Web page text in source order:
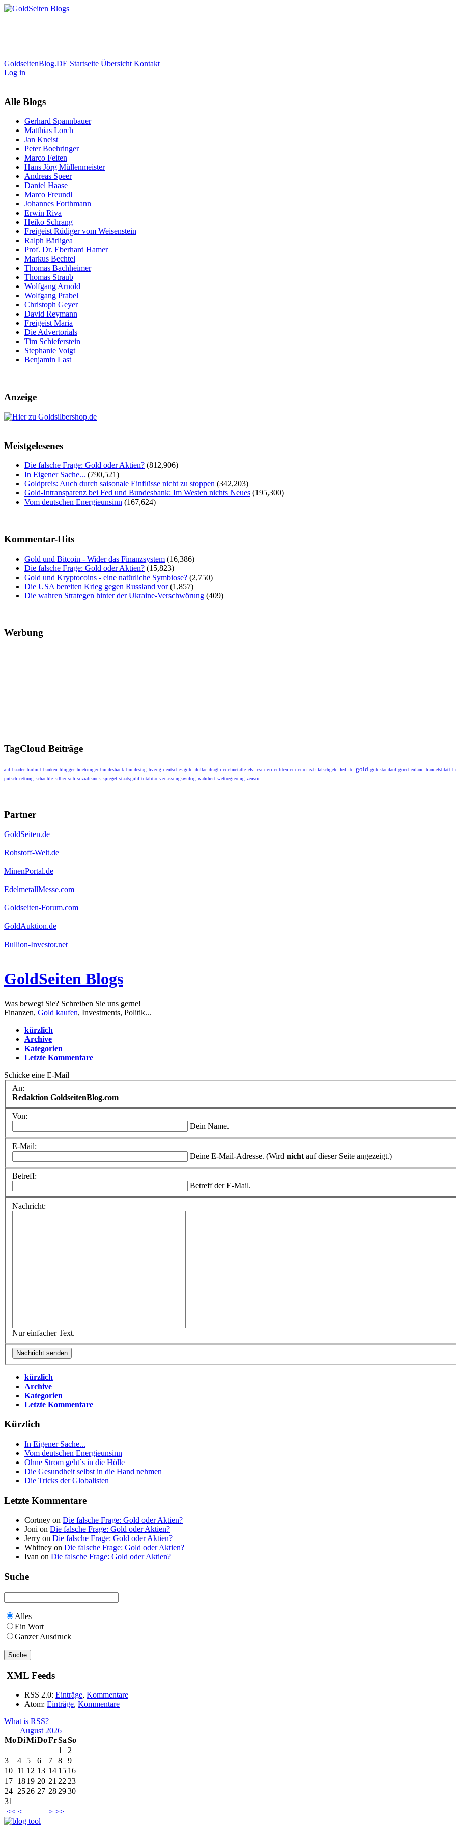
GoldseitenBlog.DE Startseite Übersicht Kontakt
Log in
Alle Blogs
Gerhard Spannbauer
Matthias Lorch
Jan Kneist
Peter Boehringer
Marco Feiten
Hans Jörg Müllenmeister
Andreas Speer
Daniel Haase
Marco Freundl
Johannes Forthmann
Erwin Riva
Heiko Schrang
Freigeist Rüdiger vom Weisenstein
Ralph Bärligea
Prof. Dr. Eberhard Hamer
Markus Bechtel
Thomas Bachheimer
Thomas Straub
Wolfgang Arnold
Wolfgang Prabel
Christoph Geyer
David Reymann
Freigeist Maria
Die Advertorials
Tim Schieferstein
Stephanie Voigt
Benjamin Last
Anzeige
Meistgelesenes
Die falsche Frage: Gold oder Aktien? (812,906)
In Eigener Sache... (790,521)
Goldpreis: Auch durch saisonale Einflüsse nicht zu stoppen (342,203)
Gold-Intransparenz bei Fed und Bundesbank: Im Westen nichts Neues (195,300)
Vom deutschen Energieunsinn (167,624)
Kommentar-Hits
Gold und Bitcoin - Wider das Finanzsystem (16,386)
Die falsche Frage: Gold oder Aktien? (15,823)
Gold und Kryptocoins - eine natürliche Symbiose? (2,750)
Die USA bereiten Krieg gegen Russland vor (1,857)
Die wahren Strategen hinter der Ukraine-Verschwörung (409)
Werbung
TagCloud Beiträge
afd baader bailout banken blogger boehringer bundesbank bundestag bverfg deutsches gold dollar draghi edelmetalle efsf esm eu euliten eur euro ezb falschgeld fed ftd gold goldstandard griechenland handelsblatt
putsch rettung schäuble silber snb sozialismus spiegel staatsgold totalitär verfassungswidrig wahrheit weltregierung zensur
Partner
GoldSeiten.de
Rohstoff-Welt.de
MinenPortal.de
EdelmetallMesse.com
Goldseiten-Forum.com
GoldAuktion.de
Bullion-Investor.net
GoldSeiten Blogs
Was bewegt Sie? Schreiben Sie uns gerne!
Finanzen, Gold kaufen, Investments, Politik...
kürzlich
Archive
Kategorien
Letzte Kommentare
Schicke eine E-Mail
An:
Redaktion GoldseitenBlog.com
Von:
Dein Name.
E-Mail:
Deine E-Mail-Adresse. (Wird nicht auf dieser Seite angezeigt.)
Betreff:
Betreff der E-Mail.
Nachricht:
Nur einfacher Text.
kürzlich
Archive
Kategorien
Letzte Kommentare
Kürzlich
In Eigener Sache...
Vom deutschen Energieunsinn
Ohne Strom geht´s in die Hölle
Die Gesundheit selbst in die Hand nehmen
Die Tricks der Globalisten
Letzte Kommentare
Cortney on Die falsche Frage: Gold oder Aktien?
Joni on Die falsche Frage: Gold oder Aktien?
Jerry on Die falsche Frage: Gold oder Aktien?
Whitney on Die falsche Frage: Gold oder Aktien?
Ivan on Die falsche Frage: Gold oder Aktien?
Suche
Alles
Ein Wort
Ganzer Ausdruck
XML Feeds
RSS 2.0: Einträge, Kommentare
Atom: Einträge, Kommentare
What is RSS?
August 2026
MoDiMiDoFrSaSo
<< < > >>
1
2
3
4 5 6 7 8
9
10 11 12 13 14 15 16
17 1819 20 21 22 23
24 2526 27 28 2930
31